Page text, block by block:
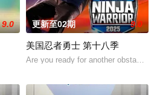
wi
9.0 更新至02期 9.0
美国忍者勇士 第十八季
Are you ready for another obstacle